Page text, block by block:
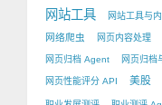
网站工具 网站工具与
网络爬虫
网页内容处理
网页归档 Agent 网页归档
网页性能评分 API 美股